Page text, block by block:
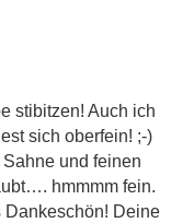
stibitzen! Auch ich
sich oberfein! ;-)
und feinen
hmmmm fein.
Deine